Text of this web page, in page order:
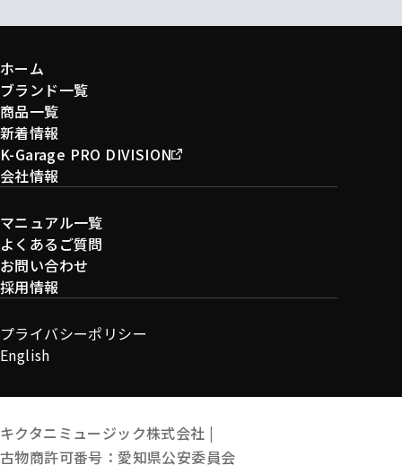
ホーム
ブランド一覧
商品一覧
新着情報
K-Garage PRO DIVISION
会社情報
マニュアル一覧
よくあるご質問
お問い合わせ
採用情報
プライバシーポリシー
English
キクタニミュージック株式会社 |
古物商許可番号：愛知県公安委員会